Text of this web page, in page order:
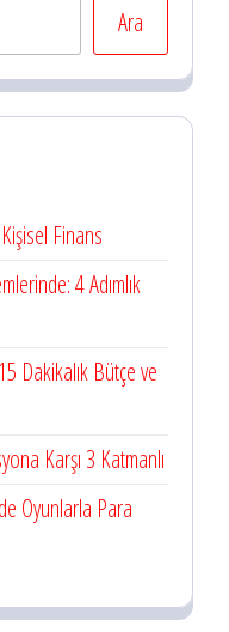
Ara
Finans
4 Adımlık
Dakikalık Bütçe ve
Karşı 3 Katmanlı
Oyunlarla Para